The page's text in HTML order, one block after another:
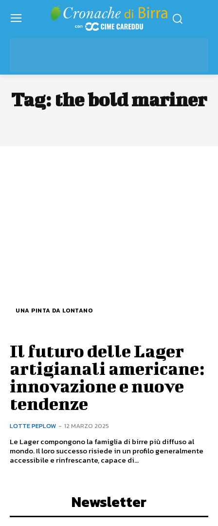
Tag: the bold mariner
UNA PINTA DA LONTANO
Il futuro delle Lager
artigianali americane:
innovazione e nuove
tendenze
LOTTE PEPLOW - 12 MARZO 2025
Le Lager compongono la famiglia di birre più diffuso al
mondo. Il loro successo risiede in un profilo generalmente
accessibile e rinfrescante, capace di...
Newsletter